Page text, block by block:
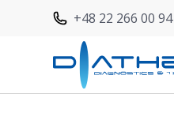
+48 22 266 00 94